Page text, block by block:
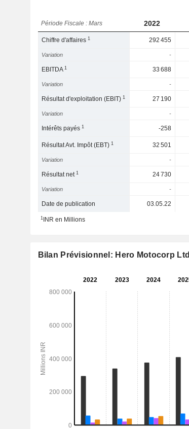
Période Fiscale : Mars 2022
Chiffre d'affaires1 292 455
Variation -
EBITDA1 33 688
Variation -
Résultat d'exploitation (EBIT)1 27 190
Variation -
Intérêts payés1 -258
Résultat Avt. Impôt (EBT)1 32 501
Variation -
Résultat net1 24 730
Variation -
Date de publication 03.05.22
1INR en Millions
Bilan Prévisionnel: Hero Motocorp Ltd